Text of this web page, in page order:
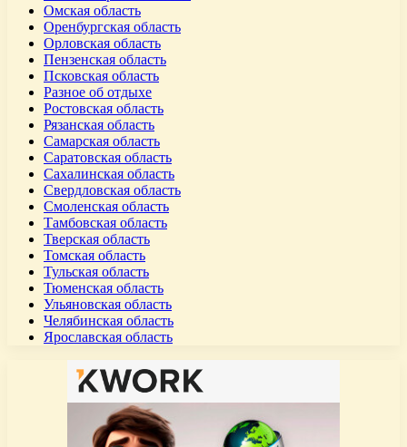
Омская область
Оренбургская область
Орловская область
Пензенская область
Псковская область
Разное об отдыхе
Ростовская область
Рязанская область
Самарская область
Саратовская область
Сахалинская область
Свердловская область
Смоленская область
Тамбовская область
Тверская область
Томская область
Тульская область
Тюменская область
Ульяновская область
Челябинская область
Ярославская область